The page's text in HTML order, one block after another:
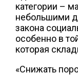
категории –
небольшими
закона
особенно в
которая
«Снижать